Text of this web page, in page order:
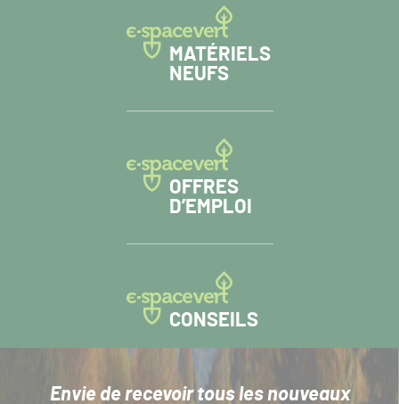
MATÉRIELS
NEUFS
OFFRES
D’EMPLOI
CONSEILS
Envie de recevoir tous les nouveaux